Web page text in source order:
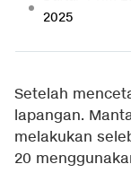
2025
Setelah
lapangan.
melakukan
20